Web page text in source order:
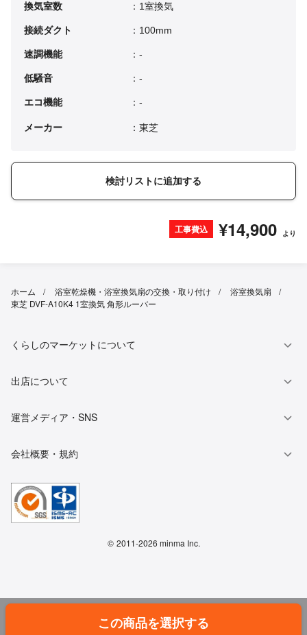
換気室数 ：1室換気
接続ダクト ：100mm
速調機能 ：-
低騒音 ：-
エコ機能 ：-
メーカー ：東芝
検討リストに追加する
工事費込 ¥14,900 より
この商品を選択する
ホーム 浴室乾燥機・浴室換気扇の交換・取り付け
浴室換気扇
東芝 DVF-A10K4 1室換気 角形ルーバー
くらしのマーケットについて
出店について
運営メディア・SNS
会社概要・規約
© 2011-2026 minma Inc.